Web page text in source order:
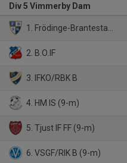
Div 5 Vimmerby Dam
1. Frödinge-Brantestad SK (9-m)
2. B.O.IF
3. IFKO/RBK B
4. HM IS (9-m)
5. Tjust IF FF (9-m)
6. VSGF/RIK B (9-m)